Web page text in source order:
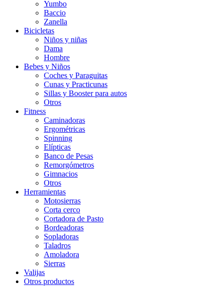
Yumbo
Baccio
Zanella
Bicicletas
Niños y niñas
Dama
Hombre
Bebes y Niños
Coches y Paraguitas
Cunas y Practicunas
Sillas y Booster para autos
Otros
Fitness
Caminadoras
Ergométricas
Spinning
Elípticas
Banco de Pesas
Remorgómetros
Gimnacios
Otros
Herramientas
Motosierras
Corta cerco
Cortadora de Pasto
Bordeadoras
Sopladoras
Taladros
Amoladora
Sierras
Valijas
Otros productos